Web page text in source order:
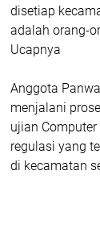
disetiap
adalah orang-
Ucapnya
Anggota
menjalani
ujian
regulasi yang
di kecamatan